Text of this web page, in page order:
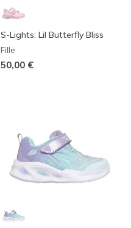
S-Lights: Lil Butterfly Bliss
Fille
50,00 €